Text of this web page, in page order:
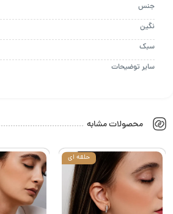
توضیحات
محصولات مشابه
حلقه ای